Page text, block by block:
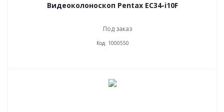
Видеоколоноскоп Pentax EC34-i10F
Под заказ
Код: 1000550